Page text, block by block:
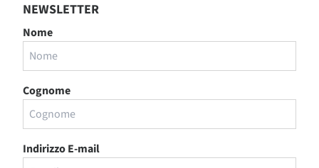
NEWSLETTER
Nome
Cognome
Indirizzo E-mail